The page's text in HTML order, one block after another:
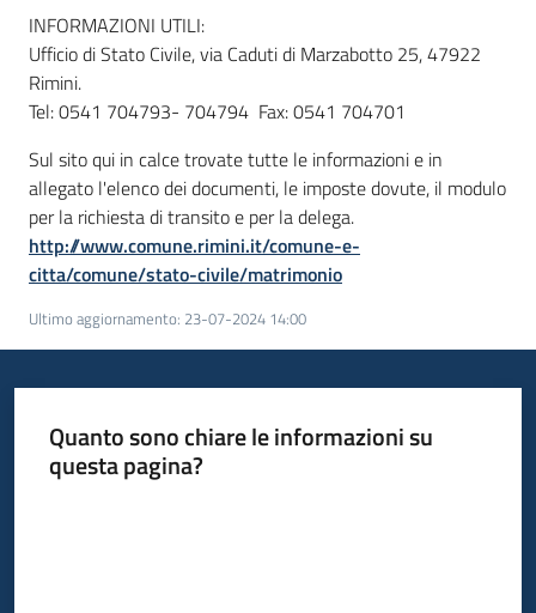
INFORMAZIONI UTILI:
Ufficio di Stato Civile, via Caduti di Marzabotto 25, 47922
Rimini.
Tel: 0541 704793- 704794 Fax: 0541 704701
Sul sito qui in calce trovate tutte le informazioni e in
allegato l'elenco dei documenti, le imposte dovute, il modulo
per la richiesta di transito e per la delega.
http://www.comune.rimini.it/comune-e-
citta/comune/stato-civile/matrimonio
Ultimo aggiornamento: 23-07-2024 14:00
Quanto sono chiare le informazioni su
questa pagina?